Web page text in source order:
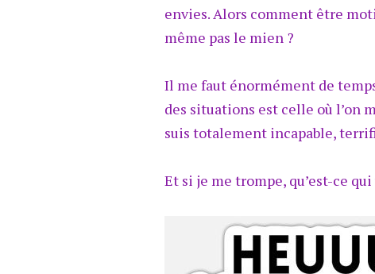
envies. Alors comment être
même pas le mien ?
Il me faut énormément de
des situations est celle où l’on
suis totalement incapable,
Et si je me trompe, qu’est-ce qui